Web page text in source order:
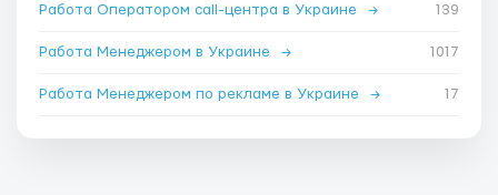
Работа Оператором call-центра в Украине → 139
Работа Менеджером в Украине → 1017
Работа Менеджером по рекламе в Украине → 17